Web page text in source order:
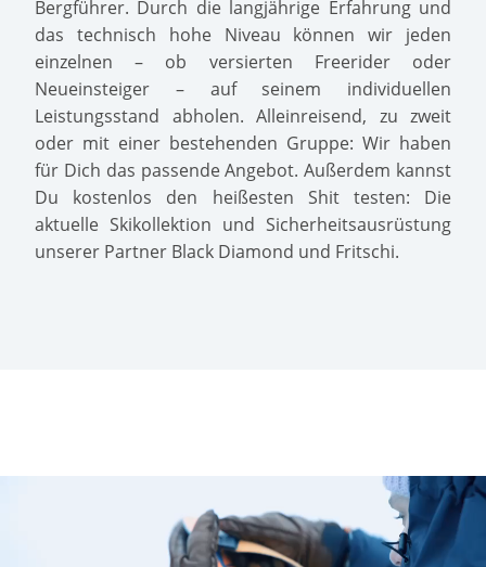
Bergführer. Durch die langjährige Erfahrung und
das technisch hohe Niveau können wir jeden
einzelnen – ob versierten Freerider oder
Neueinsteiger – auf seinem individuellen
Leistungsstand abholen. Alleinreisend, zu zweit
oder mit einer bestehenden Gruppe: Wir haben
für Dich das passende Angebot. Außerdem kannst
Du kostenlos den heißesten Shit testen: Die
aktuelle Skikollektion und Sicherheitsausrüstung
unserer Partner Black Diamond und Fritschi.